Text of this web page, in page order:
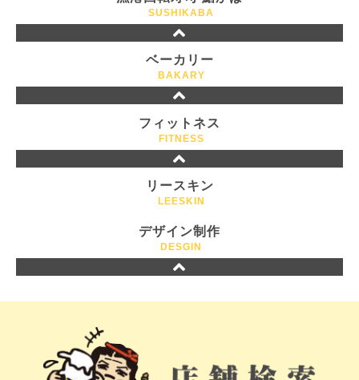
SUSHIKABA
ベーカリー
BAKARY
フィットネス
FITNESS
リースキン
LEESKIN
デザイン制作
DESGIN